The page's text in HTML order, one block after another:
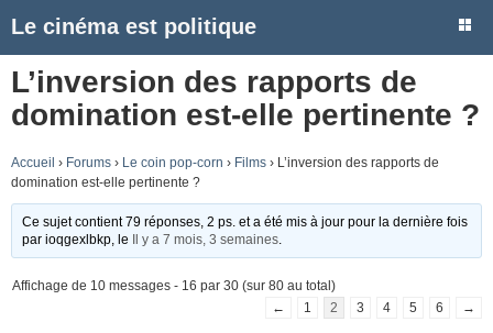
Le cinéma est politique
L’inversion des rapports de
domination est-elle pertinente ?
Accueil › Forums › Le coin pop-corn › Films › L’inversion des rapports de
domination est-elle pertinente ?
Ce sujet contient 79 réponses, 2 ps. et a été mis à jour pour la dernière fois
parioqgexlbkp , le Il y a 7 mois, 3 semaines
Affichage de 10 messages - 16 par 30 (sur 80 au total)
←
1 2 3 4 5 6 →